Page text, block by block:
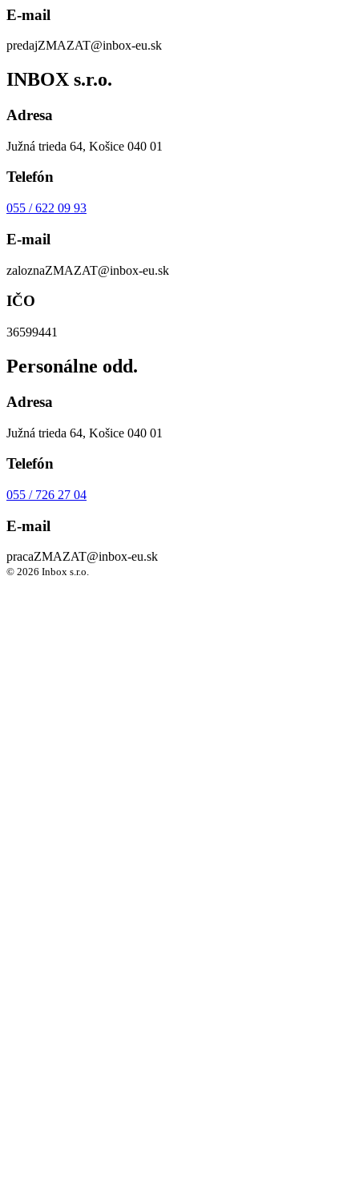
E-mail
predajZMAZAT@inbox-eu.sk
INBOX s.r.o.
Adresa
Južná trieda 64, Košice 040 01
Telefón
055 / 622 09 93
E-mail
zaloznaZMAZAT@inbox-eu.sk
IČO
36599441
Personálne odd.
Adresa
Južná trieda 64, Košice 040 01
Telefón
055 / 726 27 04
E-mail
pracaZMAZAT@inbox-eu.sk
© 2026 Inbox s.r.o.